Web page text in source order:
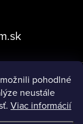
pohodlné
neustále
Viac informácií